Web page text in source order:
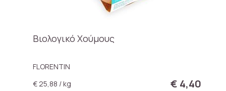
Βιολογικό Χούμους
FLORENTIN
€ 25,88 / kg
€ 4,40